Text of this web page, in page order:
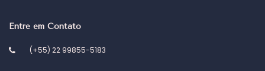
Entre em Contato
(+55) 22 99855-5183